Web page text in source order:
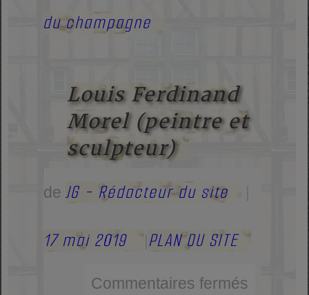
du champagne
Louis Ferdinand
Morel (peintre et
sculpteur)
deJG - Rédacteur du site
17 mai 2019 PLAN DU SITE
Commentaires fermés